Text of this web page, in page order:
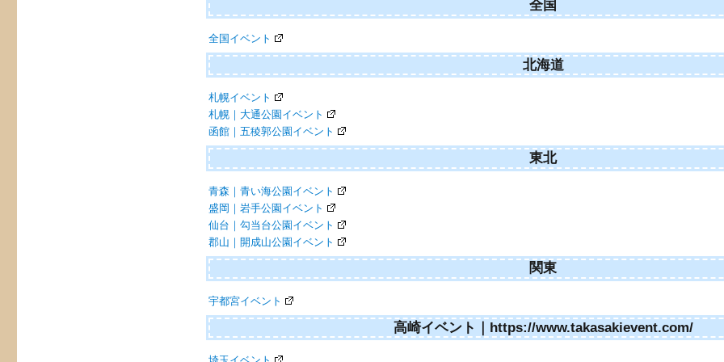
ー
シ
ョ
ン
全国
全国イベント
北海道
札幌イベント
札幌｜大通公園イベント
函館｜五稜郭公園イベント
東北
青森｜青い海公園イベント
盛岡｜岩手公園イベント
仙台｜勾当台公園イベント
郡山｜開成山公園イベント
関東
宇都宮イベント
高崎イベント｜https://www.takasakievent.com/